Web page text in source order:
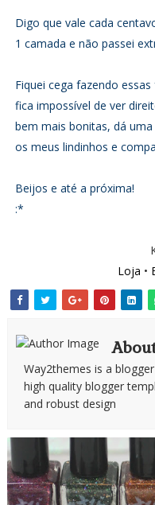
Digo que vale cada
1 camada e não passei
Fiquei cega fazendo
fica impossível de ver
bem mais bonitas, dá
os meus lindinhos e
Beijos e até a próxima!
:*
Loja •
Way2themes is a
high quality blogger
and robust design